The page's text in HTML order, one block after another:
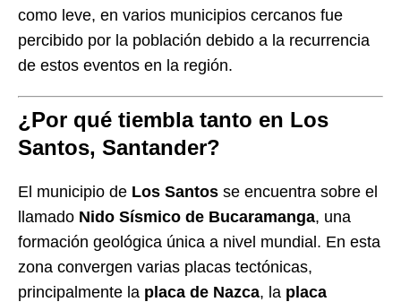
como leve, en varios municipios cercanos fue
percibido por la población debido a la recurrencia
de estos eventos en la región.
¿Por qué tiembla tanto en Los
Santos, Santander?
El municipio de Los Santos se encuentra sobre el
llamado Nido Sísmico de Bucaramanga, una
formación geológica única a nivel mundial. En esta
zona convergen varias placas tectónicas,
principalmente la placa de Nazca, la placa